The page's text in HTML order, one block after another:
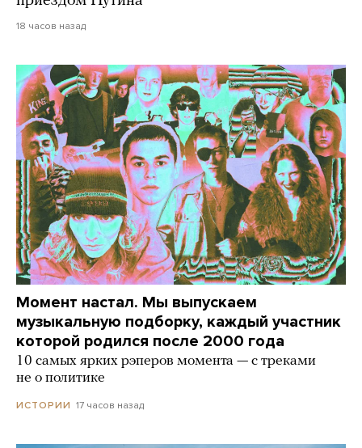
18 часов назад
Момент настал. Мы выпускаем
музыкальную подборку, каждый участник
которой родился после 2000 года
10 самых ярких рэперов момента — с треками
не о политике
ИСТОРИИ 17 часов назад